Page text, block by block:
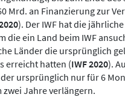
Mrd. an Finanzierung zur
). Der IWF hat die
die ein Land beim IWF
Länder die ursprünglich
erreicht hatten (IWF 2020).
der ursprünglich nur für 6
zwei Jahre verlängern.